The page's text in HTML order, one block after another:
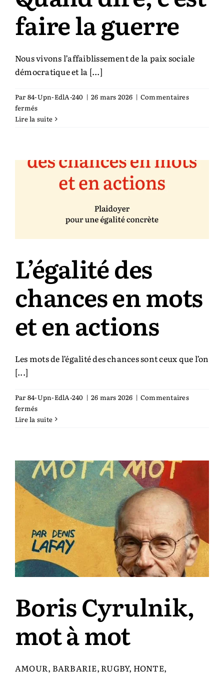
Auteurs & cie
Catalogue
faire la guerre
Nous vivons l’affaiblissement de la paix sociale
démocratique et la [...]
Par 84-Upn-EdlA-240 | 26 mars 2026 | Commentaires
ferméssur
Quand
la
Lire la suite
L’égalité des
chances en mots
et en actions
Les mots de l’égalité des chances sont ceux que l’on
[...]
Par 84-Upn-EdlA-240 | 26 mars 2026 | Commentaires
ferméssur
L’égalité
mots
et
en
actions
Lire la suite
Boris Cyrulnik,
mot à mot
AMOUR, BARBARIE, RUGBY, HONTE,